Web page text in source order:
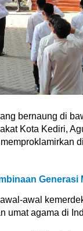
bernaung di
Kota Kediri,
Generasi
awal
umat agama di